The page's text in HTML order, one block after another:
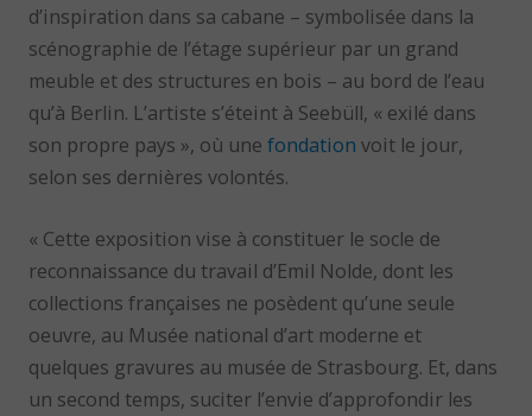
d’inspiration dans sa cabane – symbolisée dans la
scénographie de l’étage supérieur par un grand
meuble et des structures en bois – au bord de l’eau
qu’à Berlin. L’artiste s’éteint à Seebüll, « exilé dans
son propre pays », où unefondationvoit le jour,
selon ses dernières volontés.
« Cette exposition vise à constituer le socle de
reconnaissance du travail d’Emil Nolde, dont les
collections françaises ne posèdent qu’une seule
oeuvre, au Musée national d’art moderne et
quelques gravures au musée de Strasbourg. Et, dans
un second temps, suciter l’envie d’approfondir les